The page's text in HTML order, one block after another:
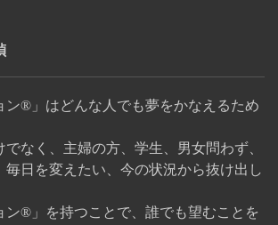
ン®」はどんな人でも夢をかなえるため
でなく、主婦の方、学生、男女問わず、
毎日を変えたい、今の状況から抜け出し
ン®」を持つことで、誰でも望むことを